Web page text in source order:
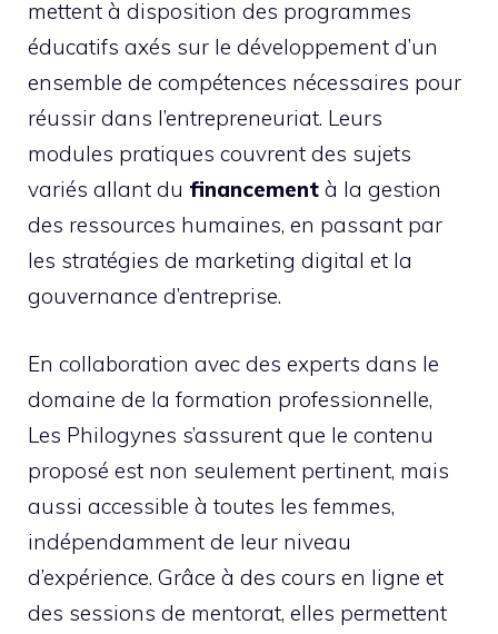
mettent à disposition des programmes
éducatifs axés sur le développement d’un
ensemble de compétences nécessaires pour
réussir dans l’entrepreneuriat. Leurs
modules pratiques couvrent des sujets
variés allant du financement à la gestion
des ressources humaines, en passant par
les stratégies de marketing digital et la
gouvernance d’entreprise.
En collaboration avec des experts dans le
domaine de la formation professionnelle,
Les Philogynes s’assurent que le contenu
proposé est non seulement pertinent, mais
aussi accessible à toutes les femmes,
indépendamment de leur niveau
d’expérience. Grâce à des cours en ligne et
des sessions de mentorat, elles permettent